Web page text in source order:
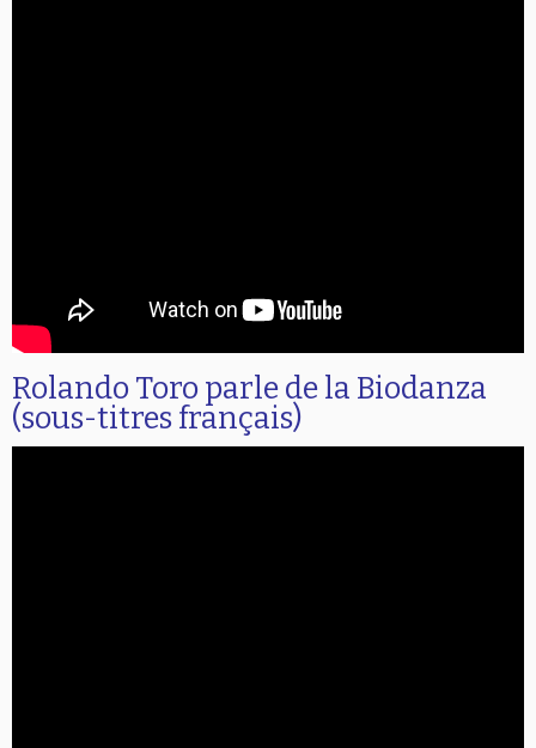
Rolando Toro parle de la Biodanza
(sous-titres français)